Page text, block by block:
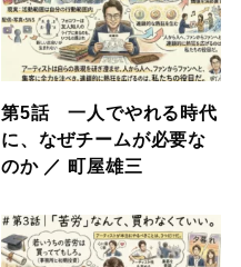
第5話 一人でやれる時代
に、なぜチームが必要な
のか ／ 町屋雄三